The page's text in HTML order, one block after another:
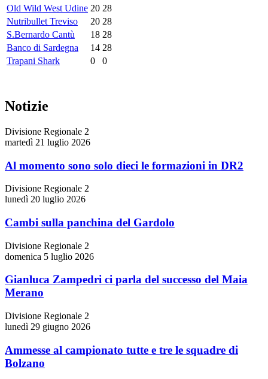
Old Wild West Udine 20 28
Nutribullet Treviso
20 28
S.Bernardo Cantù
18 28
Banco di Sardegna
14 28
Trapani Shark
0 0
Notizie
Divisione Regionale 2
martedì 21 luglio 2026
Al momento sono solo dieci le formazioni in DR2
Divisione Regionale 2
lunedì 20 luglio 2026
Cambi sulla panchina del Gardolo
Divisione Regionale 2
domenica 5 luglio 2026
Gianluca Zampedri ci parla del successo del Maia
Merano
Divisione Regionale 2
lunedì 29 giugno 2026
Ammesse al campionato tutte e tre le squadre di
Bolzano